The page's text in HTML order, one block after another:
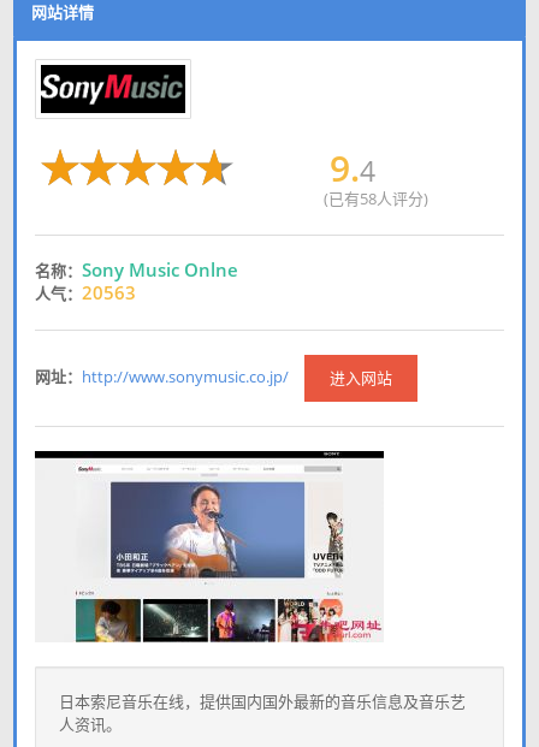
网站详情
9.4
(已有58人评分)
名称： Sony Music Onlne
人气： 20563
网址： http://www.sonymusic.co.jp/ 进入网站
日本索尼音乐在线，提供国内国外最新的音乐信息及音乐艺
人资讯。